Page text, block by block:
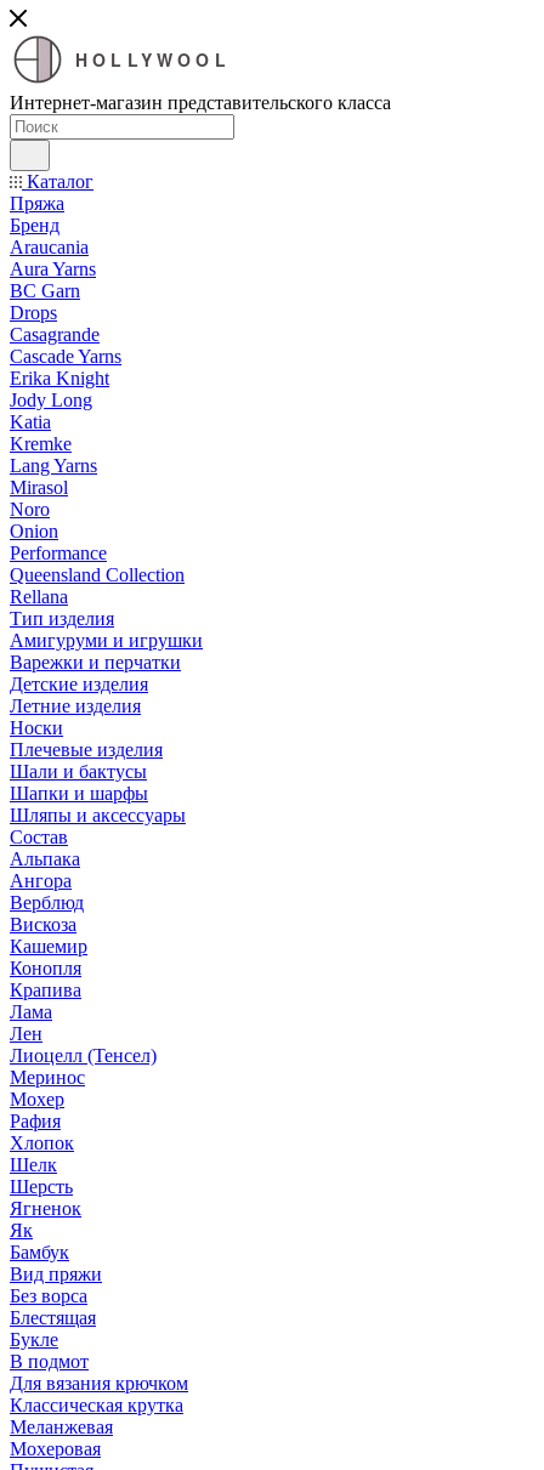
HOLLYWOOL
Интернет-магазин представительского класса
Каталог
Пряжа
Бренд
Araucania
Aura Yarns
BC Garn
Drops
Casagrande
Cascade Yarns
Erika Knight
Jody Long
Katia
Kremke
Lang Yarns
Mirasol
Noro
Onion
Performance
Queensland Collection
Rellana
Тип изделия
Амигуруми и игрушки
Варежки и перчатки
Детские изделия
Летние изделия
Носки
Плечевые изделия
Шали и бактусы
Шапки и шарфы
Шляпы и аксессуары
Состав
Альпака
Ангора
Верблюд
Вискоза
Кашемир
Конопля
Крапива
Лама
Лен
Лиоцелл (Тенсел)
Меринос
Мохер
Рафия
Хлопок
Шелк
Шерсть
Ягненок
Як
Бамбук
Вид пряжи
Без ворса
Блестящая
Букле
В подмот
Для вязания крючком
Классическая крутка
Меланжевая
Мохеровая